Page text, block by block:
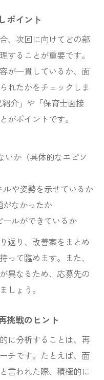
ポイント
、次回に向けてどの部
することが重要です。
が一貫しているか、面
れたかをチェックしま
介」や「保育士面接
がポイントです。
いか（具体的なエピソ
や姿勢を示せているか
なかったか
ルができているか
返り、改善案をまとめ
って臨めます。また、
異なるため、応募先の
しょう。
挑戦のヒント
に分析することは、再
チです。たとえば、面
言われた際、積極的に